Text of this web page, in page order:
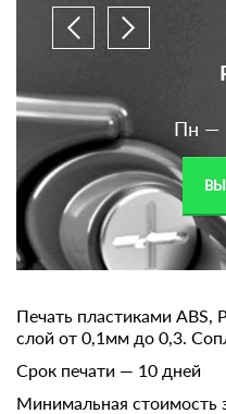
Пн —
Печать пластиками ABS,
слой от 0,1мм до 0,3.
Срок печати — 10 дней
Минимальная стоимость